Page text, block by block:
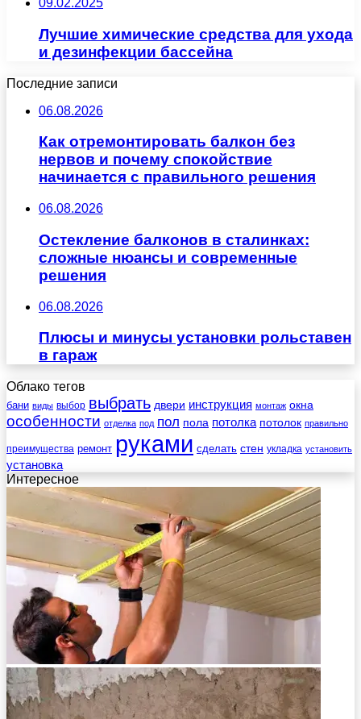
09.02.2025
Лучшие химические средства для ухода
и дезинфекции бассейна
Последние записи
06.08.2026
Как отремонтировать балкон без
нервов и почему спокойствие
начинается с правильного решения
06.08.2026
Остекление балконов в сталинках:
сложные нюансы и современные
решения
06.08.2026
Плюсы и минусы установки рольставен
в гараж
Облако тегов
бани виды выбор выбрать двери инструкция монтаж окна
особенности отделка под пол пола потолка потолок правильно
преимущества ремонт руками сделать стен укладка установить
установка
Интересное